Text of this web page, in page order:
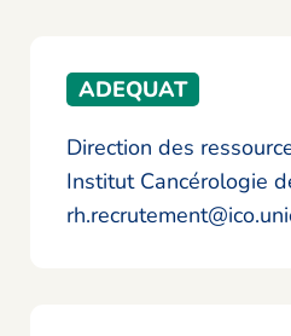
ADEQUAT
Direction des
Institut Cancérologie